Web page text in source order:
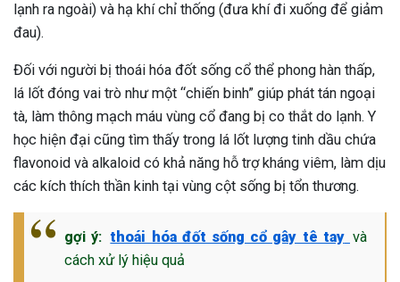
lạnh ra ngoài) và hạ khí chỉ thống (đưa khí đi xuống để giảm
đau).
Đối với người bị thoái hóa đốt sống cổ thể phong hàn thấp,
lá lốt đóng vai trò như một “chiến binh” giúp phát tán ngoại
tà, làm thông mạch máu vùng cổ đang bị co thắt do lạnh. Y
học hiện đại cũng tìm thấy trong lá lốt lượng tinh dầu chứa
flavonoid và alkaloid có khả năng hỗ trợ kháng viêm, làm dịu
các kích thích thần kinh tại vùng cột sống bị tổn thương.
gợi ý: thoái hóa đốt sống cổ gây tê tay và
cách xử lý hiệu quả